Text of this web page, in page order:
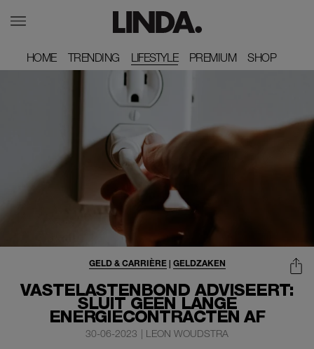
HOME
HOME TRENDING
TRENDING LIFESTYLE PREMIUM
PREMIUM SHOP
SHOP
VASTELASTENBOND ADVISEERT:
SLUIT GEEN LANGE
ENERGIECONTRACTEN AF
GELD & CARRIÈRE| GELDZAKEN
30-06-2023 | LEON WOUDSTRA